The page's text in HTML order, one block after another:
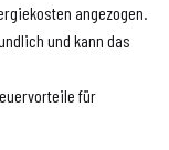
angezogen.
und kann das
für